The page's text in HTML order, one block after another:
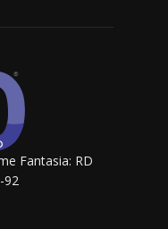
Fantasia: RD
92